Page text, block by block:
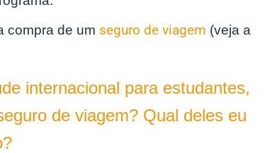
compra de um seguro de viagem (veja a
internacional para estudantes,
de viagem? Qual deles eu